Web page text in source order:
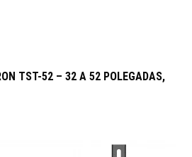
TST-52 – 32 A 52 POLEGADAS,